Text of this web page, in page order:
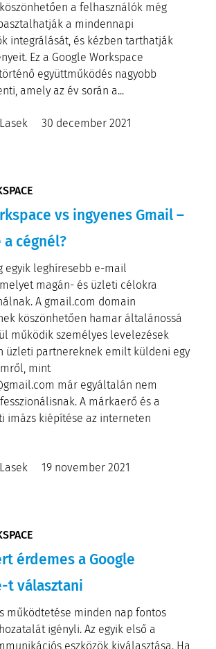
a felhasználók még
a mindennapi
integrálását, és kézben tarthatják
Ez a Google Workspace
együttműködés nagyobb
amely az év során a...
30 december 2021
vs ingyenes Gmail –
cégnél?
egyik leghíresebb e-mail
magán- és üzleti célokra
A gmail.com domain
köszönhetően hamar általánossá
működik személyes levelezések
üzleti partnereknek emilt küldeni egy
mint
már egyáltalán nem
A márkaerő és a
imázs kiépítése az interneten
19 november 2021
érdemes a Google
t választani
működtetése minden nap fontos
igényli. Az egyik első a
eszközök kiválasztása. Ha